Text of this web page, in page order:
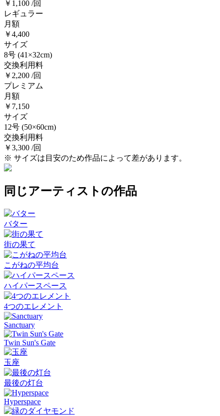
￥1,100 /回
レギュラー
月額
￥4,400
サイズ
8号 (41×32cm)
交換利用料
￥2,200 /回
プレミアム
月額
￥7,150
サイズ
12号 (50×60cm)
交換利用料
￥3,300 /回
※ サイズは目安のため作品によって差があります。
同じアーティストの作品
バター
街の果て
こがねの平均台
ハイパースペース
4つのエレメント
Sanctuary
Twin Sun's Gate
玉座
最後の灯台
Hyperspace